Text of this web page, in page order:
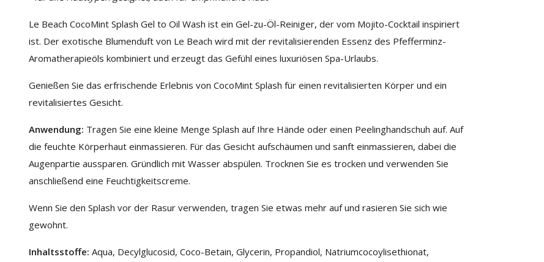
Le Beach CocoMint Splash Gel to Oil Wash ist ein Gel-zu-Öl-Reiniger, der vom Mojito-Cocktail inspiriert
ist. Der exotische Blumenduft von Le Beach wird mit der revitalisierenden Essenz des Pfefferminz-
Aromatherapieöls kombiniert und erzeugt das Gefühl eines luxuriösen Spa-Urlaubs.
Genießen Sie das erfrischende Erlebnis von CocoMint Splash für einen revitalisierten Körper und ein
revitalisiertes Gesicht.
Anwendung: Tragen Sie eine kleine Menge Splash auf Ihre Hände oder einen Peelinghandschuh auf. Auf
die feuchte Körperhaut einmassieren. Für das Gesicht aufschäumen und sanft einmassieren, dabei die
Augenpartie aussparen. Gründlich mit Wasser abspülen. Trocknen Sie es trocken und verwenden Sie
anschließend eine Feuchtigkeitscreme.
Wenn Sie den Splash vor der Rasur verwenden, tragen Sie etwas mehr auf und rasieren Sie sich wie
gewohnt.
Inhaltsstoffe: Aqua, Decylglucosid, Coco-Betain, Glycerin, Propandiol, Natriumcocoylisethionat,